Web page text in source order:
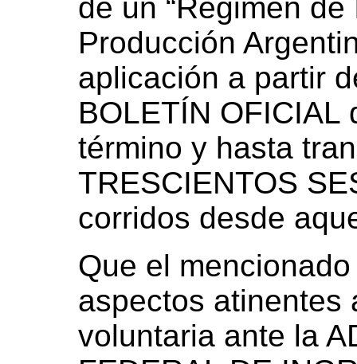
de un “Régimen
Producción
aplicación a partir
BOLETÍN OFICIAL
término y hasta
TRESCIENTOS
corridos desde
Que el
aspectos atinentes
voluntaria ante la